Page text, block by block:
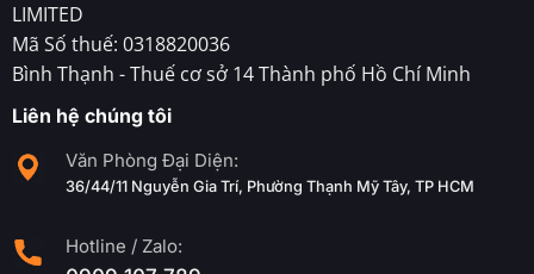
LIMITED
Mã Số thuế: 0318820036
Bình Thạnh - Thuế cơ sở 14 Thành phố Hồ Chí Minh
Liên hệ chúng tôi
Văn Phòng Đại Diện:
36/44/11 Nguyễn Gia Trí, Phường Thạnh Mỹ Tây, TP HCM
Hotline / Zalo: